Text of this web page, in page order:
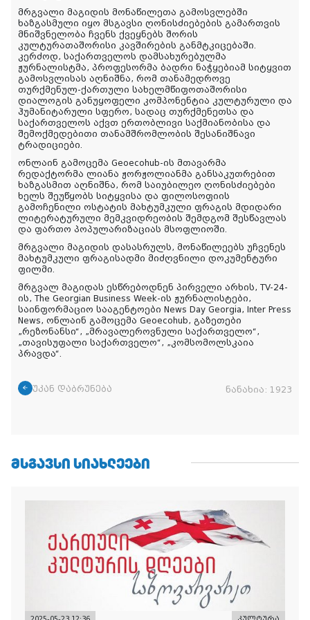
მრგვალი მაგიდის მონაწილეთა გამოსვლებში
ხაზგასმული იყო მსგავსი ღონისძიებების გამართვის
მნიშვნელობა ჩვენს ქვეყნებს შორის
კულტურათაშორისი კავშირების განმტკიცებაში.
კერძოდ, საქართველოს დამსახურებულმა
ჟურნალისტმა, პროფესორმა ბადრი ნაჭყებიამ სიტყვით
გამოსვლისას აღნიშნა, რომ თანამედროვე
თურქმენულ-ქართული სახელმწიფოთაშორისი
დიალოგის განუყოფელი კომპონენტია კულტურული და
ჰუმანიტარული სფერო, სადაც თურქმენეთსა და
საქართველოს აქვთ ერთობლივი საქმიანობისა და
შემოქმედებითი თანამშრომლობის შესანიშნავი
ტრადიციები.
ონლაინ გამოცემა Geoecohub-ის მთავარმა
რედაქტორმა ლიანა ჟორჟოლიანმა განსაკუთრებით
ხაზგასმით აღნიშნა, რომ საიუბილეო ღონისძიებები
ხელს შეუწყობს სიტყვისა და ფილოსოფიის
გამოჩენილი ოსტატის მახტუმკული ფრაგის მდიდარი
ლიტერატურული მემკვიდრეობის შემდგომ შესწავლას
და ფართო პოპულარიზაციას მსოფლიოში.
მრგვალი მაგიდის დასასრულს, მონაწილეებს უჩვენეს
მახტუმკული ფრაგისადმი მიძღვნილი დოკუმენტური
ფილმი.
მრგვალ მაგიდას ესწრებოდნენ პირველი არხის, TV-24-
ის, The Georgian Business Week-ის ჟურნალისტები,
საინფორმაციო სააგენტოები News Day Georgia, Inter Press
News, ონლაინ გამოცემა Geoecohub, გაზეთები
„რეზონანსი“, „მრავალეროვნული საქართველო“,
„თავისუფალი საქართველო“, „კომსომოლსკაია
პრავდა“.
უკან დაბრუნება ნანახია: 1923
ᲛᲡᲒᲐᲕᲡᲘ ᲡᲘᲐᲮᲚᲔᲔᲑᲘ